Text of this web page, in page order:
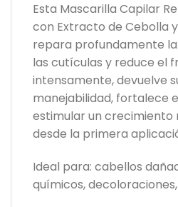
Esta Mascarilla Capilar
con Extracto de Cebolla
repara profundamente
las cutículas y reduce el
intensamente, devuelve
manejabilidad, fortalece
estimular un crecimiento
desde la primera
Ideal para: cabellos
químicos,